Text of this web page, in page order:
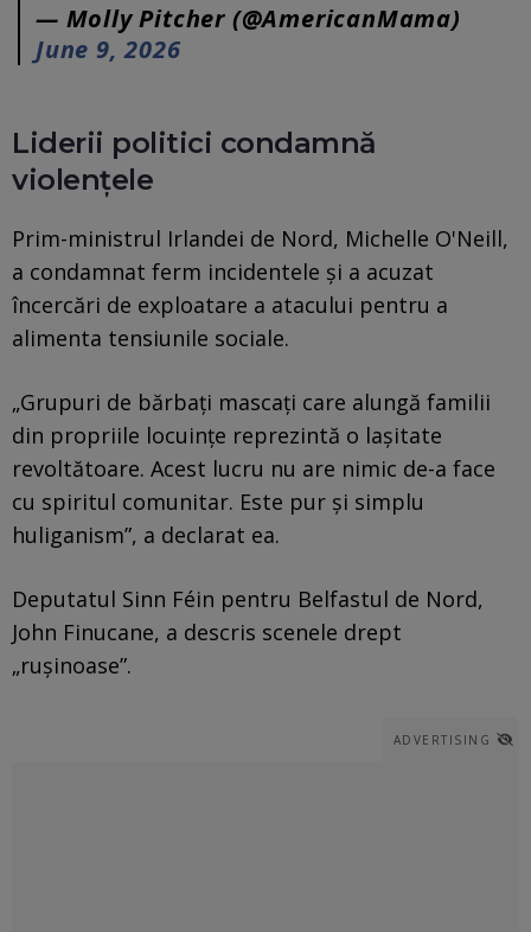
— Molly Pitcher (@AmericanMama)
June 9, 2026
Liderii politici condamnă
violențele
Prim-ministrul Irlandei de Nord, Michelle O'Neill,
a condamnat ferm incidentele și a acuzat
încercări de exploatare a atacului pentru a
alimenta tensiunile sociale.
„Grupuri de bărbați mascați care alungă familii
din propriile locuințe reprezintă o lașitate
revoltătoare. Acest lucru nu are nimic de-a face
cu spiritul comunitar. Este pur și simplu
huliganism”, a declarat ea.
Deputatul Sinn Féin pentru Belfastul de Nord,
John Finucane, a descris scenele drept
„rușinoase”.
ADVERTISING